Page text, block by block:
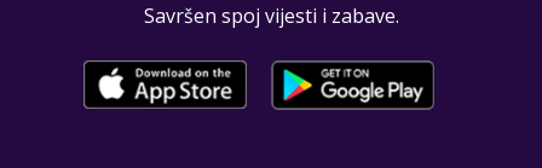
Savršen spoj vijesti i zabave.